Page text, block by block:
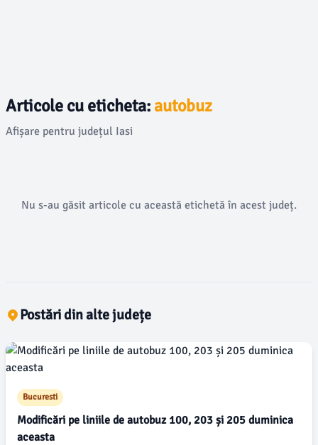
Articole cu eticheta: autobuz
Afișare pentru județul Iasi
Nu s-au găsit articole cu această etichetă în acest județ.
Postări din alte județe
Bucuresti
Modificări pe liniile de autobuz 100, 203 și 205 duminica
aceasta